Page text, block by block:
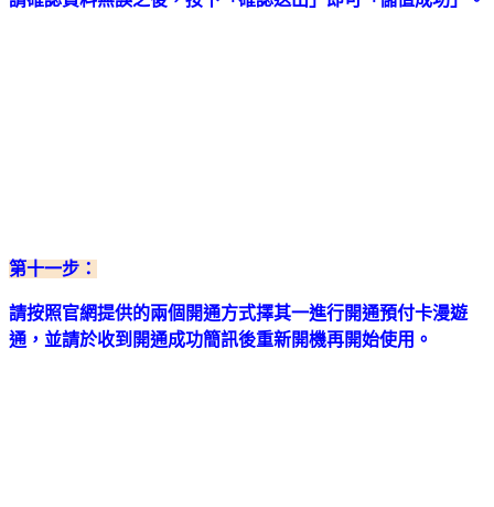
第十一步：
請按照官網提供的兩個開通方式擇其一進行開通預付卡漫遊
通，並請於收到開通成功簡訊後重新開機再開始使用。